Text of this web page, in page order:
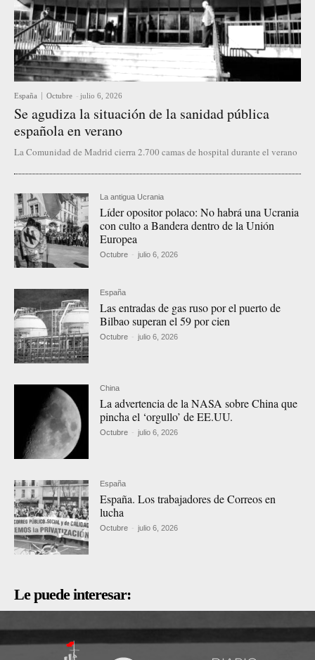
España Octubre - julio 6, 2026
Se agudiza la situación de la sanidad pública
española en verano
La Comunidad de Madrid cierra 2.700 camas de hospital durante el verano
La antigua Ucrania
Líder opositor polaco: No habrá una Ucrania
con culto a Bandera dentro de la Unión
Europea
Octubre - julio 6, 2026
España
Las entradas de gas ruso por el puerto de
Bilbao superan el 59 por cien
Octubre - julio 6, 2026
China
La advertencia de la NASA sobre China que
pincha el ‘orgullo’ de EE.UU.
Octubre - julio 6, 2026
España
España. Los trabajadores de Correos en
lucha
Octubre - julio 6, 2026
Le puede interesar: